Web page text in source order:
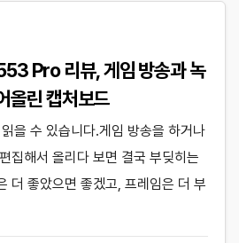
Pro 리뷰, 게임 방송과 녹
올린 캡처보드
을 수 있습니다.게임 방송을 하거나
집해서 올리다 보면 결국 부딪히는
더 좋았으면 좋겠고, 프레임은 더 부